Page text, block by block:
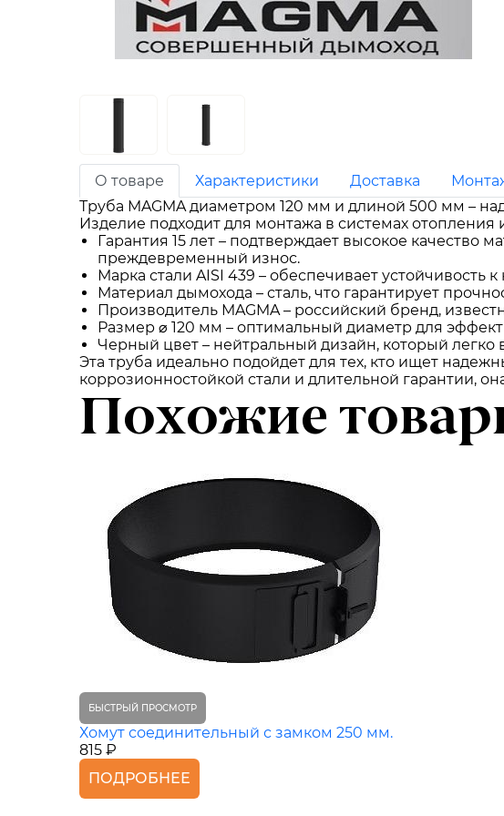
О товаре Характеристики Доставка
Труба MAGMA диаметром 120 мм и длиной 500 мм –
Изделие подходит для монтажа в системах отопления
Гарантия 15 лет – подтверждает высокое качество
преждевременный износ.
Марка стали AISI 439 – обеспечивает
Материал дымохода – сталь, что гарантирует
Производитель MAGMA – российский бренд,
Размер ⌀ 120 мм – оптимальный диаметр для
Черный цвет – нейтральный дизайн, который
Эта труба идеально подойдет для тех, кто ищет
коррозионностойкой стали и длительной гарантии,
Похожие
БЫСТРЫЙ ПРОСМОТР
Хомут соединительный с замком 250 мм.
815 ₽
ПОДРОБНЕЕ